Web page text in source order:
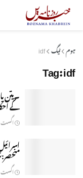
ہوم ٹیگ idf
Tag:idf
کے
اگست 20, 2025
اگست 6, 2025